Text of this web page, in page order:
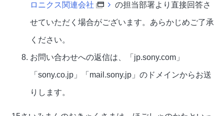
ロニクス関連会社 の担当部署より直接回答さ
せていただく場合がございます。あらかじめご了承
ください。
お問い合わせへの返信は、「jp.sony.com」
「sony.co.jp」「mail.sony.jp」のドメインからお送
りします。